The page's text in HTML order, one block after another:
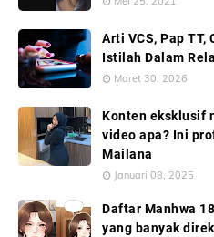
Arti VCS, Pap TT,
Istilah Dalam
Maret 30, 2026
Konten eksklusif
video apa? Ini
Mailana
Januari 08, 2025
Daftar Manhwa
yang banyak